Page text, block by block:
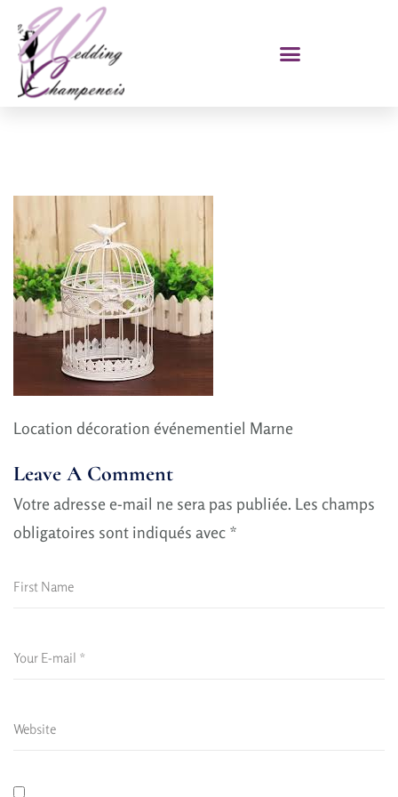
Location décoration événementiel Marne
Leave A Comment
Votre adresse e-mail ne sera pas publiée. Les champs
obligatoires sont indiqués avec *